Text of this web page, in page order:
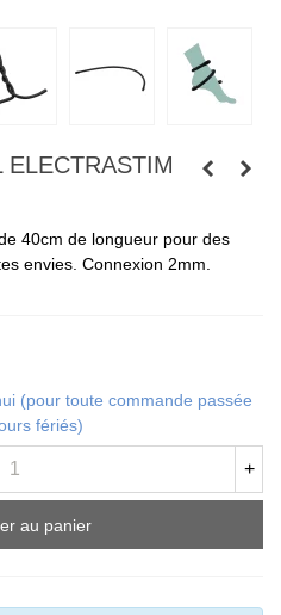
ELECTRASTIM
40cm de longueur pour des
envies. Connexion 2mm.
(pour toute commande passée
fériés)
+
au panier